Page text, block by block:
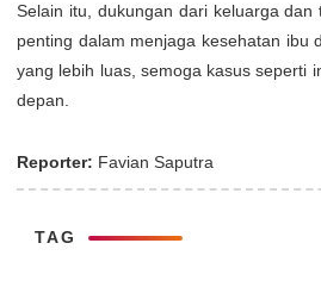
Selain itu, dukungan dari keluarga
penting dalam menjaga kesehatan ibu
yang lebih luas, semoga kasus seperti
depan.
Reporter: Favian Saputra
TAG